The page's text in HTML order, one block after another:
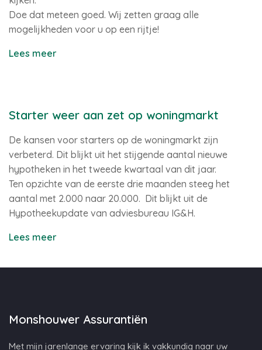
Doe dat meteen goed. Wij zetten graag alle
mogelijkheden voor u op een rijtje!
Lees meer
Starter weer aan zet op woningmarkt
De kansen voor starters op de woningmarkt zijn
verbeterd. Dit blijkt uit het stijgende aantal nieuwe
hypotheken in het tweede kwartaal van dit jaar.
Ten opzichte van de eerste drie maanden steeg het
aantal met 2.000 naar 20.000. Dit blijkt uit de
Hypotheekupdate van adviesbureau IG&H.
Lees meer
Monshouwer Assurantiën
Met mijn jarenlange ervaring kijk ik vakkundig naar uw